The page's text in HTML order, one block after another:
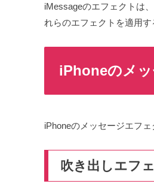
iMessageのエフェクトは
れらのエフェクトを適用す
iPhoneのメ
iPhoneのメッセージエフ
吹き出しエフ